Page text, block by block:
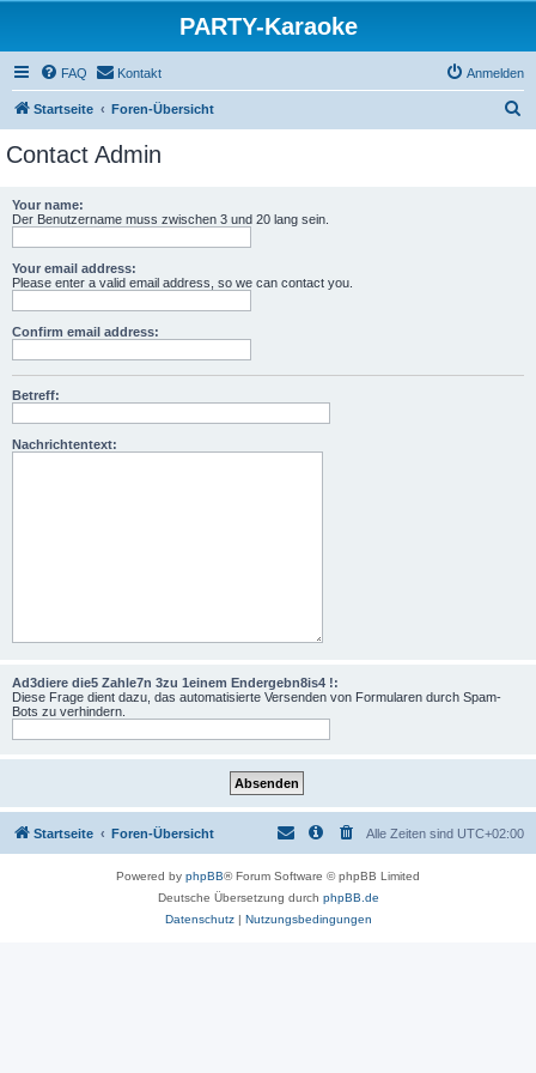
PARTY-Karaoke
FAQ Kontakt Anmelden
Startseite Foren-Übersicht
Contact Admin
Your name:
Der Benutzername muss zwischen 3 und 20 lang sein.
Your email address:
Please enter a valid email address, so we can contact you.
Confirm email address:
Betreff:
Nachrichtentext:
Ad3diere die5 Zahle7n 3zu 1einem Endergebn8is4 !:
Diese Frage dient dazu, das automatisierte Versenden von Formularen durch Spam-
Bots zu verhindern.
Startseite Foren-Übersicht Alle Zeiten sind UTC+02:00
Powered by phpBB® Forum Software © phpBB Limited
Deutsche Übersetzung durch phpBB.de
Datenschutz| Nutzungsbedingungen